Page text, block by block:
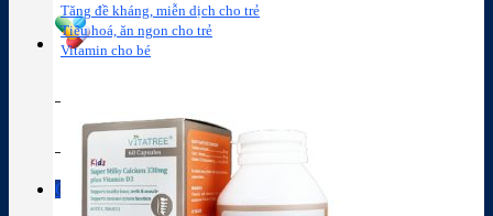
Thành phần thuốc
Giỏ hàng
Tăng đề kháng, miễn dịch cho trẻ
Tiêu hoá, ăn ngon cho trẻ
Vitamin cho bé